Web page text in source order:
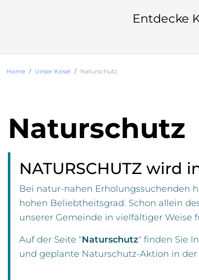
Entdecke
Home Unser Kosel Naturschutz
Naturschutz
NATURSCHUTZ wird
Bei natur-nahen Erholungssuchenden
hohen Beliebtheitsgrad. Schon allein
unserer Gemeinde in vielfältiger Weise
Auf der Seite "Naturschutz" finden Sie
und geplante Naturschutz-Aktion in